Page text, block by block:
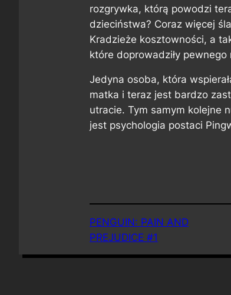
rozgrywka, którą powodzi
dzieciństwa? Coraz więcej
Kradzieże kosztowności, a
które doprowadziły
Jedyna osoba, która
matka i teraz jest bardzo
utracie. Tym samym kolejne
jest psychologia postaci
PENGUIN: PAIN AND
PREJUDICE #1